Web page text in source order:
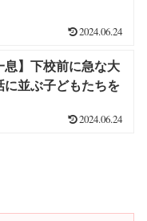
2024.06.24
息】下校前に急な大
に並ぶ子どもたちを
2024.06.24